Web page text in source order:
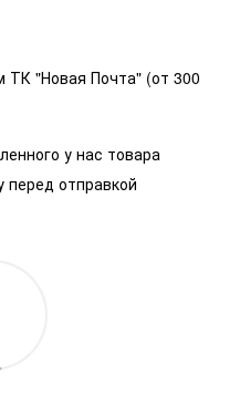
"Новая Почта" (от 300
у нас товара
перед отправкой